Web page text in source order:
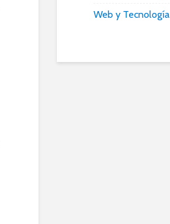
Web y Tecnología